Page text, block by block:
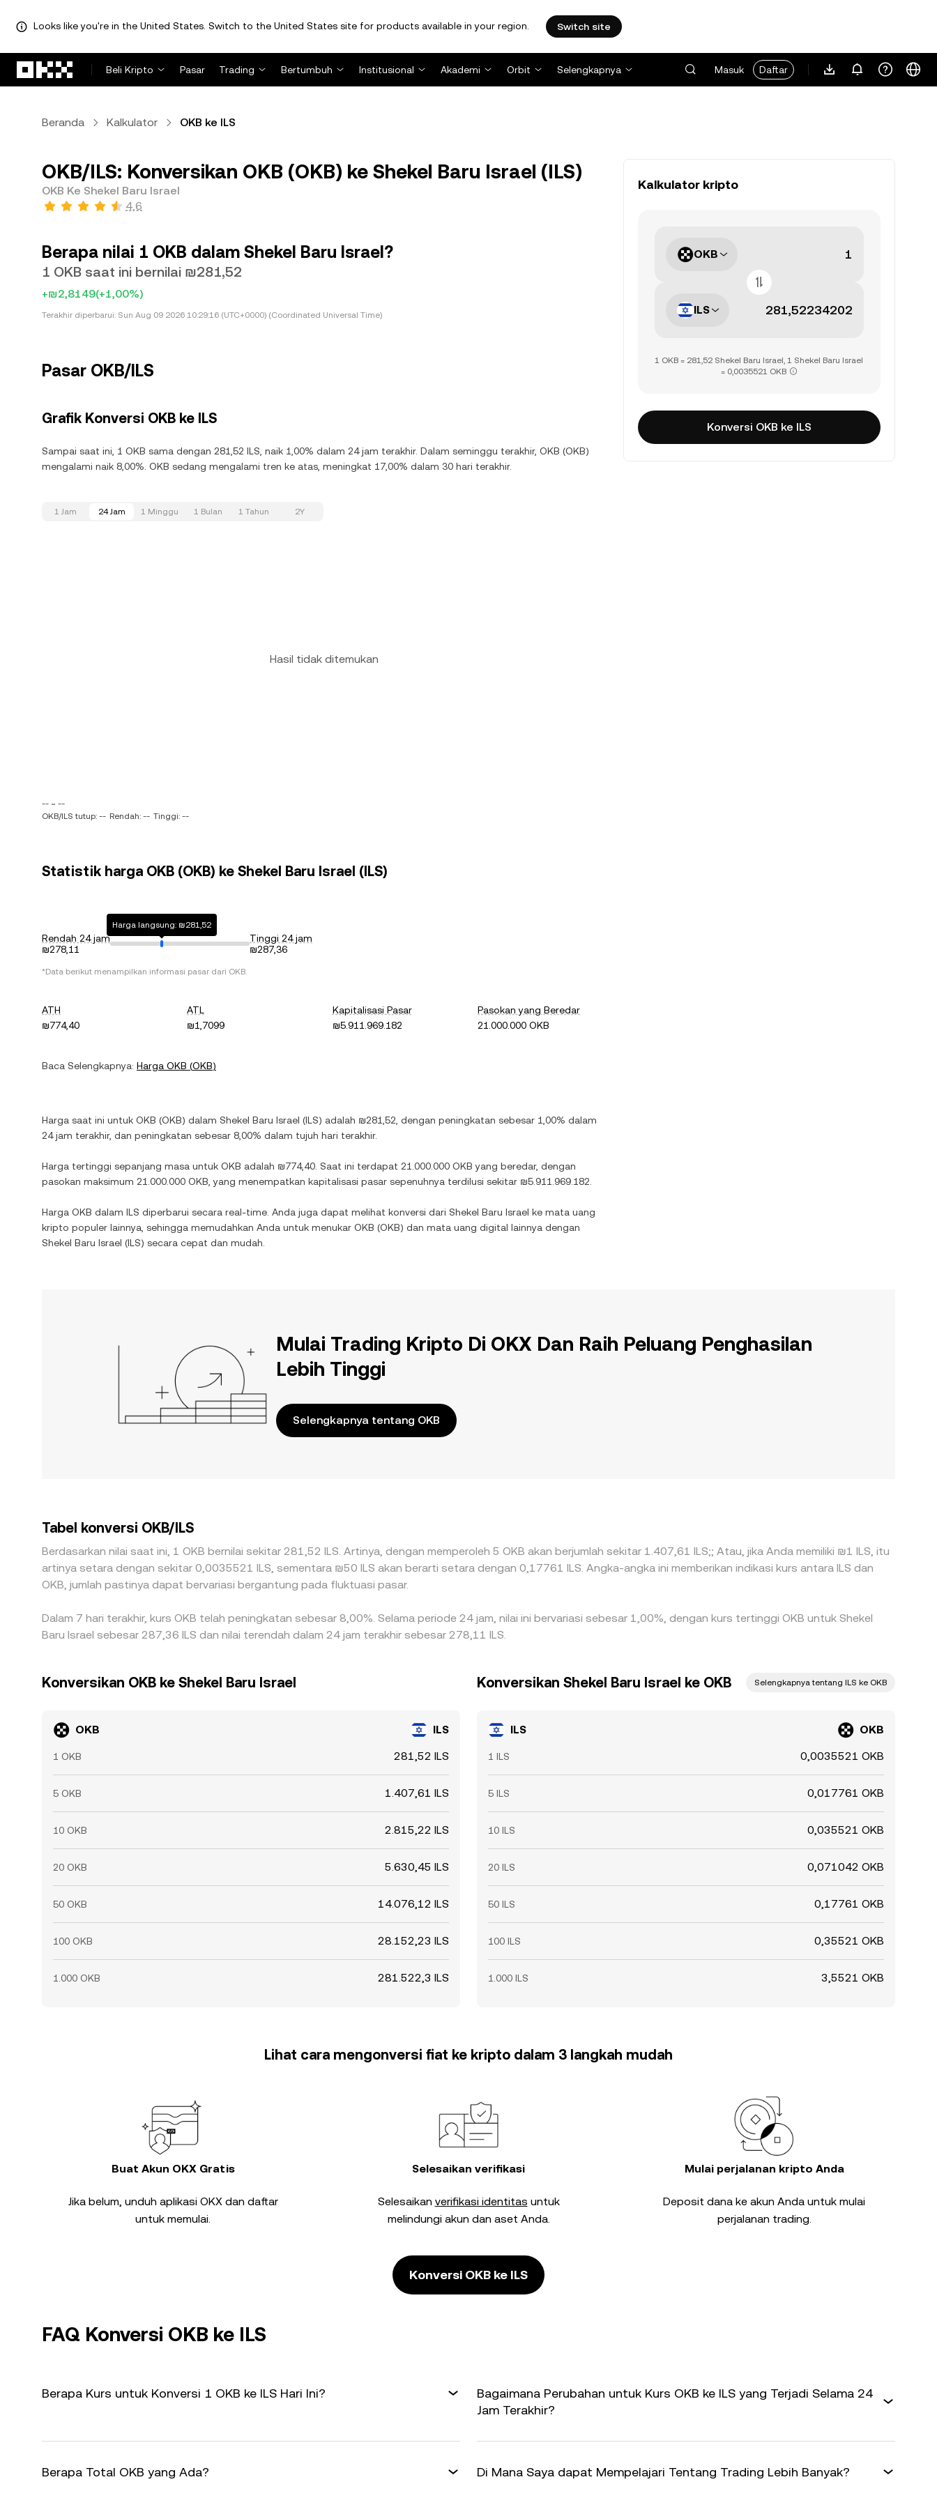
Looks like you're in the United States. Switch to the United States site for products available in your region. Switch site
Beli Kripto
Pasar Trading Bertumbuh Institusional Akademi Orbit Selengkapnya Masuk Daftar
Beranda Kalkulator OKB ke ILS
OKB/ILS: Konversikan OKB (OKB) ke Shekel Baru Israel (ILS)
OKB Ke Shekel Baru Israel
4,6
Berapa nilai 1 OKB dalam Shekel Baru Israel?
1 OKB saat ini bernilai ₪281,52
+₪2,8149(+1,00%)
Terakhir diperbarui: Sun Aug 09 2026 10:29:16 (UTC+0000) (Coordinated Universal Time)
Pasar OKB/ILS
Grafik Konversi OKB ke ILS
Sampai saat ini, 1 OKB sama dengan 281,52 ILS, naik 1,00% dalam 24 jam terakhir. Dalam seminggu terakhir, OKB (OKB)
mengalami naik 8,00%. OKB sedang mengalami tren ke atas, meningkat 17,00% dalam 30 hari terakhir.
1 Jam 24 Jam 1 Minggu 1 Bulan 1 Tahun 2Y
Hasil tidak ditemukan
-- ~ --
OKB/ILS tutup: -- Rendah: -- Tinggi: --
Statistik harga OKB (OKB) ke Shekel Baru Israel (ILS)
Rendah 24 jam
₪278,11
Harga langsung: ₪281,52
Tinggi 24 jam
₪287,36
*Data berikut menampilkan informasi pasar dari OKB.
ATH
₪774,40
ATL
₪1,7099
Kapitalisasi Pasar
₪5.911.969.182
Pasokan yang Beredar
21.000.000 OKB
Baca Selengkapnya: Harga OKB (OKB)
Harga saat ini untuk OKB (OKB) dalam Shekel Baru Israel (ILS) adalah ₪281,52 , dengan peningkatan sebesar 1,00% dalam
24 jam terakhir, dan peningkatan sebesar 8,00% dalam tujuh hari terakhir.
Harga tertinggi sepanjang masa untuk OKB adalah ₪774,40 . Saat ini terdapat 21.000.000 OKB yang beredar, dengan
pasokan maksimum 21.000.000 OKB , yang menempatkan kapitalisasi pasar sepenuhnya terdilusi sekitar ₪5.911.969.182
Harga OKB dalam ILS diperbarui secara real-time. Anda juga dapat melihat konversi dari Shekel Baru Israel ke mata uang
kripto populer lainnya, sehingga memudahkan Anda untuk menukar OKB (OKB) dan mata uang digital lainnya dengan
Shekel Baru Israel (ILS) secara cepat dan mudah.
Kalkulator kripto
OKB
ILS
1 OKB = 281,52 Shekel Baru Israel, 1 Shekel Baru Israel
= 0,0035521 OKB
Konversi OKB ke ILS
Mulai Trading Kripto Di OKX Dan Raih Peluang Penghasilan
Lebih Tinggi
Selengkapnya tentang OKB
Tabel konversi OKB/ILS
Berdasarkan nilai saat ini, 1 OKB bernilai sekitar 281,52 ILS. Artinya, dengan memperoleh 5 OKB akan berjumlah sekitar 1.407,61 ILS;; Atau, jika Anda memiliki ₪1 ILS, itu
artinya setara dengan sekitar 0,0035521 ILS, sementara ₪50 ILS akan berarti setara dengan 0,17761 ILS. Angka-angka ini memberikan indikasi kurs antara ILS dan
OKB, jumlah pastinya dapat bervariasi bergantung pada fluktuasi pasar.
Dalam 7 hari terakhir, kurs OKB telah peningkatan sebesar 8,00%. Selama periode 24 jam, nilai ini bervariasi sebesar 1,00%, dengan kurs tertinggi OKB untuk Shekel
Baru Israel sebesar 287,36 ILS dan nilai terendah dalam 24 jam terakhir sebesar 278,11 ILS.
Konversikan OKB ke Shekel Baru Israel
OKB ILS
1 OKB 281,52 ILS
5 OKB 1.407,61 ILS
10 OKB 2.815,22 ILS
20 OKB 5.630,45 ILS
50 OKB 14.076,12 ILS
100 OKB 28.152,23 ILS
1.000 OKB 281.522,3 ILS
Konversikan Shekel Baru Israel ke OKB Selengkapnya tentang ILS ke OKB
ILS OKB
1 ILS 0,0035521 OKB
5 ILS 0,017761 OKB
10 ILS 0,035521 OKB
20 ILS 0,071042 OKB
50 ILS 0,17761 OKB
100 ILS 0,35521 OKB
1.000 ILS 3,5521 OKB
Lihat cara mengonversi fiat ke kripto dalam 3 langkah mudah
Buat Akun OKX Gratis
Jika belum, unduh aplikasi OKX dan daftar
untuk memulai.
Selesaikan verifikasi
Selesaikan verifikasi identitas untuk
melindungi akun dan aset Anda.
Mulai perjalanan kripto Anda
Deposit dana ke akun Anda untuk mulai
perjalanan trading.
Konversi OKB ke ILS
FAQ Konversi OKB ke ILS
Berapa Kurs untuk Konversi 1 OKB ke ILS Hari Ini?
Bagaimana Perubahan untuk Kurs OKB ke ILS yang Terjadi Selama 24
Jam Terakhir?
Berapa Total OKB yang Ada? Di Mana Saya dapat Mempelajari Tentang Trading Lebih Banyak?